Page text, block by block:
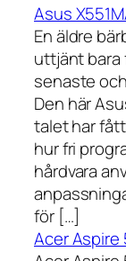
Asus
En äldre
uttjänt bara
senaste
Den här
talet har
hur fri
hårdvara
för […]
Acer Aspire